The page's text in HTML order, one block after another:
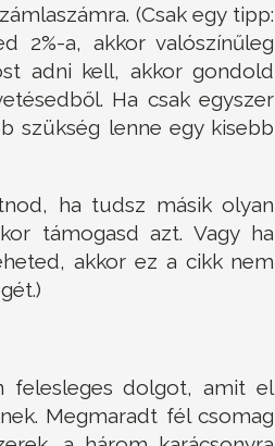
(Csak egy tipp:
2%-a, akkor valószínűleg
adni kell, akkor gondold
Ha csak egyszer
szükség lenne egy kisebb
ha tudsz másik olyan
támogasd azt. Vagy ha
akkor ez a cikk nem
felesleges dolgot, amit el
Megmaradt fél csomag